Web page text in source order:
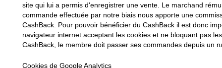
site qui lui a permis d'enregistrer une vente. Le marchand
commande effectuée par notre biais nous apporte une
CashBack. Pour pouvoir bénéficier du CashBack il est donc
navigateur internet acceptant les cookies et ne bloquant pas
CashBack, le membre doit passer ses commandes depuis un
Cookies de Google Analytics